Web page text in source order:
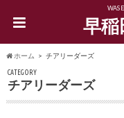
早稲
ホーム チアリーダーズ
CATEGORY
チアリーダーズ